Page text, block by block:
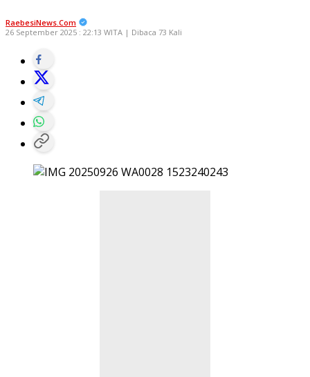
RaebesiNews.Com
26 September 2025 : 22:13 WITA | Dibaca 73 Kali